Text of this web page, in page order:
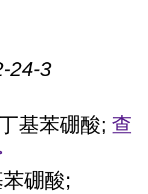
24-3
基苯硼酸; 查
硼酸;